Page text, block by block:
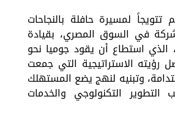
تتويجاً لمسيرة حافلة بالنجاحات
في السوق المصري، بقيادة
الذي استطاع أن يقود جوميا نحو
رؤيته الاستراتيجية التي جمعت
وتبنيه لنهج يضع المستهلك
التكنولوجي والخدمات